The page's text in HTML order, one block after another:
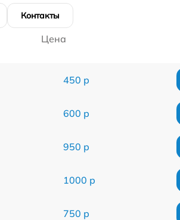
Контакты
Цена
450 р
600 р
950 р
1000 р
750 р